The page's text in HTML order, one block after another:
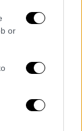
or
θέση